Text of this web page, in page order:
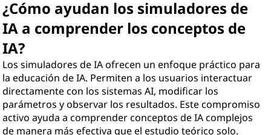
¿Cómo ayudan los simuladores de
IA a comprender los conceptos de
IA?
Los simuladores de IA ofrecen un enfoque práctico para
la educación de IA. Permiten a los usuarios interactuar
directamente con los sistemas AI, modificar los
parámetros y observar los resultados. Este compromiso
activo ayuda a comprender conceptos de IA complejos
de manera más efectiva que el estudio teórico solo.